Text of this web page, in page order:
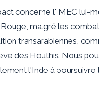
concerne l'IMEC lui-
malgré les
transarabiennes,
des Houthis. Nous
l'Inde à